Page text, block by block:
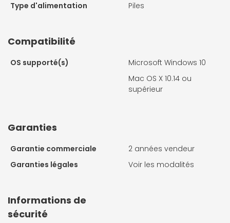
Type d'alimentation Piles
Compatibilité
OS supporté(s)
Microsoft Windows 10
Mac OS X 10.14 ou
supérieur
Garanties
Garantie commerciale
2 années vendeur
Garanties légales
Voir les modalités
Informations de
sécurité